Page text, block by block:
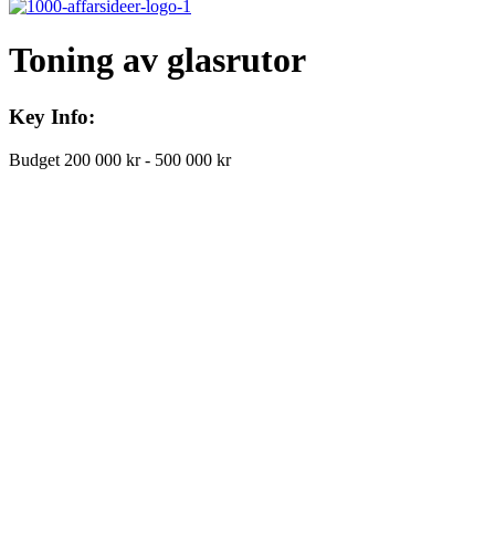
Toning av glasrutor
Key Info:
Budget 200 000 kr - 500 000 kr